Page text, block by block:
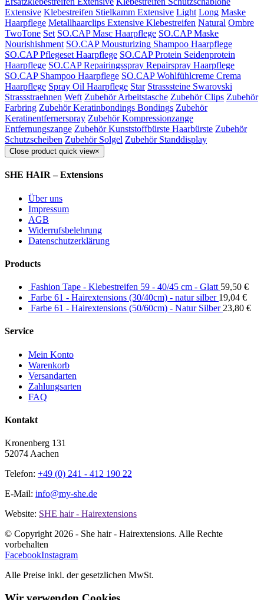
Extensive Klebestreifen Stielkamm Extensive Light Long Maske
Haarpflege Metallhaarclips Extensive Klebestreifen Natural Ombre
TwoTone Set SO.CAP Masc Haarpflege SO.CAP Maske
Nourishishment SO.CAP Mousturizing Shampoo Haarpflege
SO.CAP Pflegeset Haarpflege SO.CAP Protein Seidenprotein
Haarpflege SO.CAP Repairingsspray Repairspray Haarpflege
SO.CAP Shampoo Haarpflege SO.CAP Wohlfühlcreme Crema
Haarpflege Spray Oil Haarpflege Star Strasssteine Swarovski
Strassstraehnen Weft Zubehör Arbeitstasche Zubehör Clips Zubehör
Farbring Zubehör Keratinbondings Bondings Zubehör
Keratinentfernerspray Zubehör Kompressionzange
Entfernungszange Zubehör Kunststoffbürste Haarbürste Zubehör
Schutzscheiben Zubehör Solgel Zubehör Standdisplay
Close product quick view×
SHE HAIR – Extensions
Über uns
Impressum
AGB
Widerrufsbelehrung
Datenschutzerklärung
Products
Fashion Tape - Klebestreifen 59 - 40/45 cm - Glatt 59,50 €
Farbe 61 - Hairextensions (30/40cm) - natur silber 19,04 €
Farbe 61 - Hairextensions (50/60cm) - Natur Silber 23,80 €
Service
Mein Konto
Warenkorb
Versandarten
Zahlungsarten
FAQ
Kontakt
Kronenberg 131
52074 Aachen
Telefon: +49 (0) 241 - 412 190 22
E-Mail: info@my-she.de
Website: SHE hair - Hairextensions
© Copyright 2026 - She hair - Hairextensions. Alle Rechte
vorbehalten
FacebookInstagram
Alle Preise inkl. der gesetzlichen MwSt.